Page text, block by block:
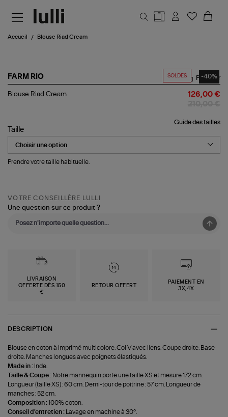
Accueil Blouse Riad Cream
SOLDES -40%
FARM RIO
Blouse
Partager
Blouse Riad Cream 126,00 €
Guide des tailles
Taille
Prendre votre taille habituelle.
VOTRE CONSEILLÈRE LULLI
Une question sur ce produit ?
LIVRAISON
OFFERTE DÈS 150
€
RETOUR OFFERT
PAIEMENT EN
3X,4X
DESCRIPTION
Blouse en coton à imprimé multicolore. Col V avec liens. Coupe droite. Base
droite. Manches longues avec poignets élastiqués.
Made in : Inde.
Taille & Coupe : Notre mannequin porte une taille XS et mesure 172 cm.
Longueur (taille XS) : 60 cm. Demi-tour de poitrine : 57 cm. Longueur de
manches : 52 cm.
Composition :100% coton.
Conseil d'entretien :
Lavage en machine à 30°.